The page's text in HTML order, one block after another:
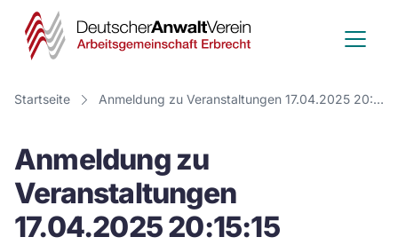
Deutscher
Anwalt
Verein
Startseite Anmeldung zu Veranstaltungen 17.04.2025 20:15:15
Anmeldung zu
Veranstaltungen
17.04.2025 20:15:15